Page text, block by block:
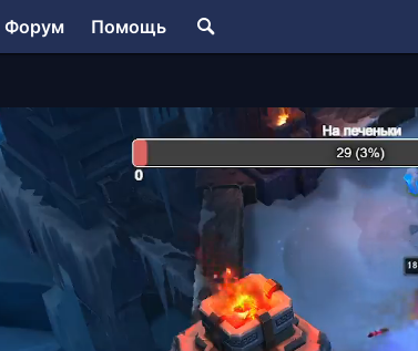
Форум Помощь